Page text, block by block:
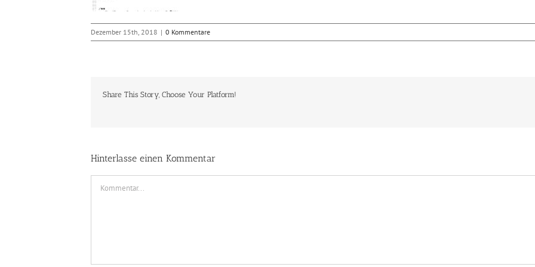
Dezember 15th, 2018 | 0 Kommentare
Share This Story, Choose Your Platform!
Hinterlasse einen Kommentar